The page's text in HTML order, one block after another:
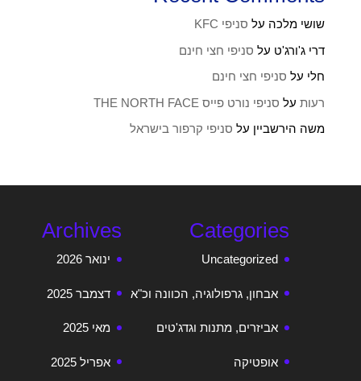
שושי מלכה על סניפי KFC
דרי ג'ורג'ט על סניפי חצי חינם
חלי על סניפי חצי חינם
רעותעל סניפי נורט פייס THE NORTH FACE
משה הירשביין על סניפי קרפור בישראל
Archives
ינואר 2026
דצמבר 2025
מאי 2025
אפריל 2025
Categories
Uncategorized
אבחון, גרפולוגיה, הכוונה וכ"א
אביזרים, מתנות וגדג'טים
אופטיקה